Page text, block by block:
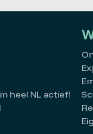
heel NL actief!